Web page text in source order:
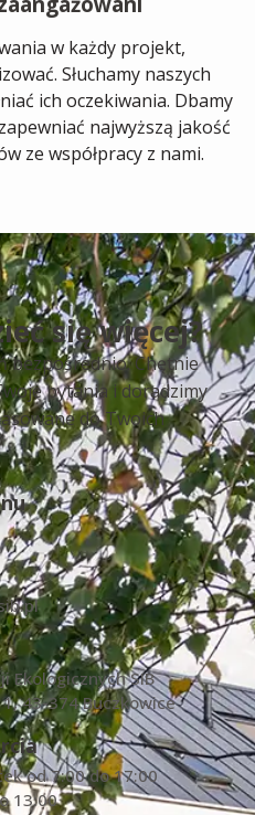
w każdy projekt,
Słuchamy naszych
ich oczekiwania. Dbamy
najwyższą jakość
ze współpracy z nami.
się więcej?
bezpośrednio. Chętnie
pytania i doradzimy
do Twoich
Ekologicznych SIB
43-374 Buczkowice
od 7:00 do 17:00
13:00